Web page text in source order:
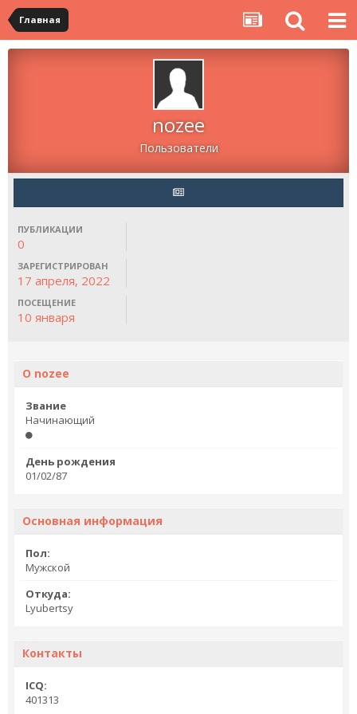
Главная
nozee
Пользователи
ПУБЛИКАЦИИ
0
ЗАРЕГИСТРИРОВАН
17 апреля, 2022
ПОСЕЩЕНИЕ
10 января
О nozee
Звание
Начинающий
День рождения
01/02/87
Основная информация
Пол:
Мужской
Откуда:
Lyubertsy
Контакты
ICQ:
401313